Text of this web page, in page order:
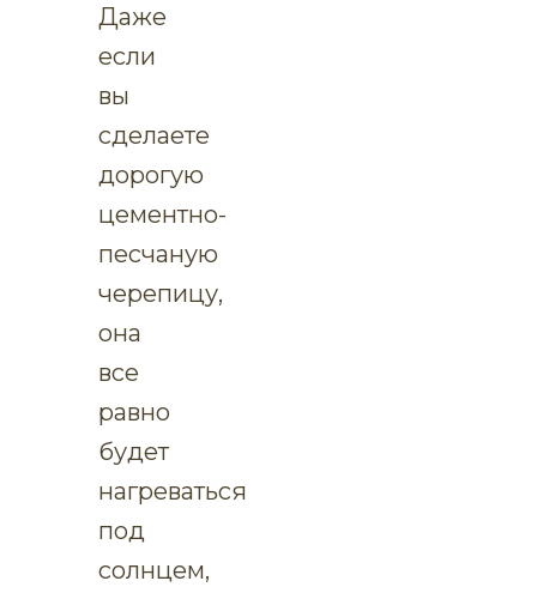
Даже
если
вы
сделаете
дорогую
цементно-
песчаную
черепицу,
она
все
равно
будет
нагреваться
под
солнцем,